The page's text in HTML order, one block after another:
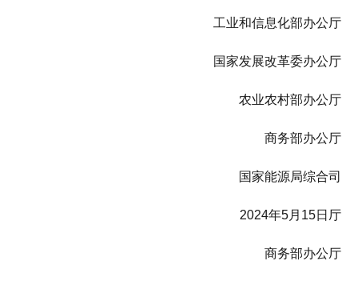
工业和信息化部办公厅
国家发展改革委办公厅
农业农村部办公厅
商务部办公厅
国家能源局综合司
2024年5月15日厅
商务部办公厅